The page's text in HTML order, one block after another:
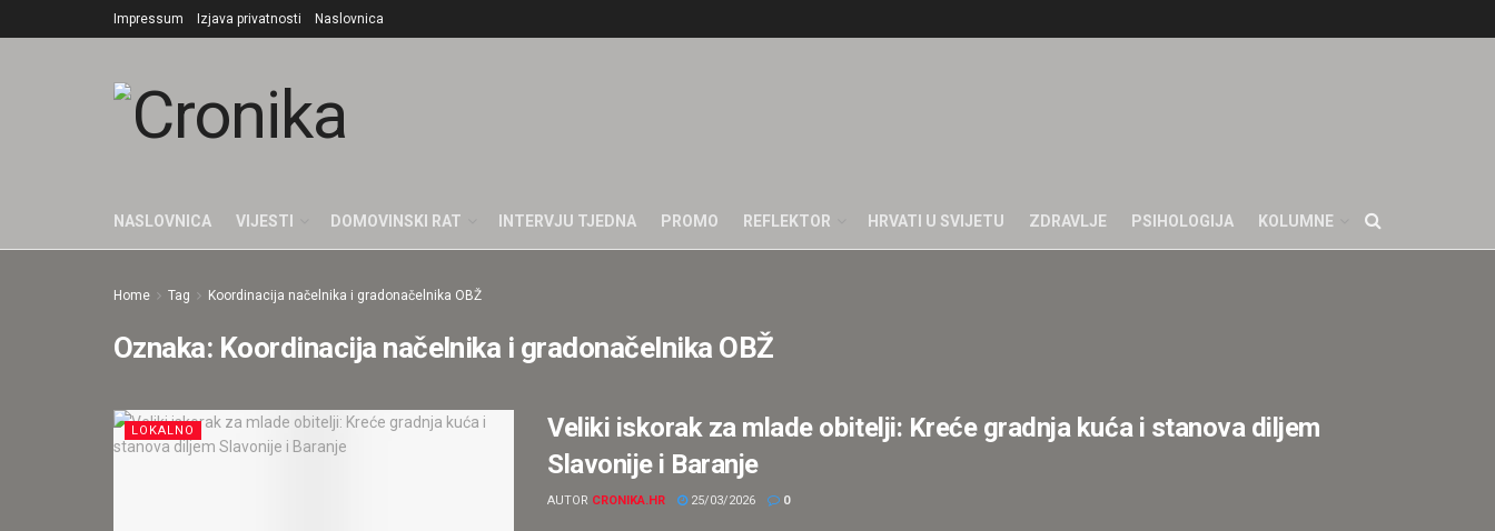
Impressum Izjava privatnosti Naslovnica
NASLOVNICA VIJESTI DOMOVINSKI RAT INTERVJU TJEDNA PROMO REFLEKTOR HRVATI U SVIJETU ZDRAVLJE PSIHOLOGIJA KOLUMNE
Home Tag Koordinacija načelnika i gradonačelnika OBŽ
Oznaka: Koordinacija načelnika i gradonačelnika OBŽ
LOKALNO
Veliki iskorak za mlade obitelji: Kreće gradnja kuća i stanova diljem
Slavonije i Baranje
AUTOR CRONIKA.HR 25/03/2026 0